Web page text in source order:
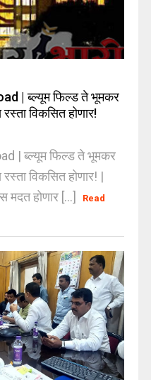
| ब्ल्यूम फिल्ड ते भूमकर
रस्ता विकसित होणार!
| ब्ल्यूम फिल्ड ते भूमकर
रस्ता विकसित होणार! |
मदत होणार [...]
Read